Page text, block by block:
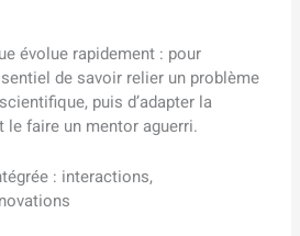
évolue rapidement : pour
de savoir relier un problème
puis d’adapter la
le faire un mentor aguerri.
: interactions,